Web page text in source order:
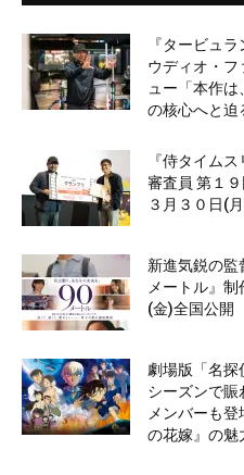
『タービュ
ウディオ・フ
ュー「本作
の核心へと迫
『侍タイム
審査員 第１
３月３０日(
新進気鋭の監
メートル』
(金)全国公開
劇場版「名探
シーズンで
メンバーも
の花嫁』の魅